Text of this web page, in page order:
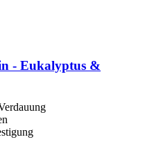
-​ Eukalyptus &